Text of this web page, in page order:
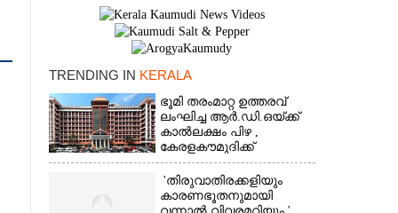
TRENDING IN KERALA
ഭൂമി തരംമാറ്റ ഉത്തരവ്
ലംഘിച്ച ആർ.ഡി.ഒയ്ക്ക്
കാൽലക്ഷം പിഴ ,​
കേരളകൗമുദിക്ക്
ഹൈക്കോടതിയുടെ
പ്രശംസ
'തിരുവാതിരക്കളിയും
കാരണഭൂതനുമായി
×